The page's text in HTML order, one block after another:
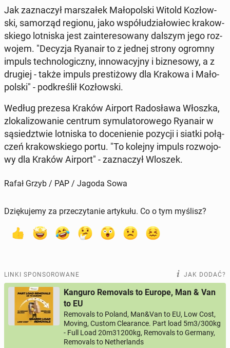
Jak za­zna­czył mar­sza­łek Ma­ło­pol­ski Witold Ko­złow­
ski, sa­mo­rząd regionu, jako współ­udzia­ło­wiec kra­kow­
skie­go lot­ni­ska jest za­in­te­re­so­wa­ny dalszym jego roz­
wo­jem. "Decyzja Ryanair to z jednej strony ogromny
impuls tech­no­lo­gicz­ny, in­no­wa­cyj­ny i biz­ne­so­wy, a z
drugiej - także impuls pre­sti­żo­wy dla Krakowa i Ma­ło­
pol­ski" - pod­kre­ślił Ko­złow­ski.
Według prezesa Kraków Airport Ra­do­sła­wa Włoszka,
zlo­ka­li­zo­wa­nie centrum sy­mu­la­to­ro­we­go Ryanair w
są­siedz­twie lot­ni­ska to do­ce­nie­nie pozycji i siatki po­łą­
czeń kra­kow­skie­go portu. "To kolejny impuls roz­wo­jo­
wy dla Kraków Airport" - za­zna­czył Wloszek.
Rafał Grzyb / PAP / Jagoda Sowa
Dziękujemy za przeczytanie artykułu. Co o tym myślisz?
LINKI SPONSOROWANE JAK DODAĆ?
Kanguro Removals to Europe, Man & Van
to EU
Removals to Poland, Man&Van to EU, Low Cost,
Moving, Custom Clearance. Part load 5m3/300kg
- Full Load 20m31200kg, Removals to Germany,
Removals to Netherlands